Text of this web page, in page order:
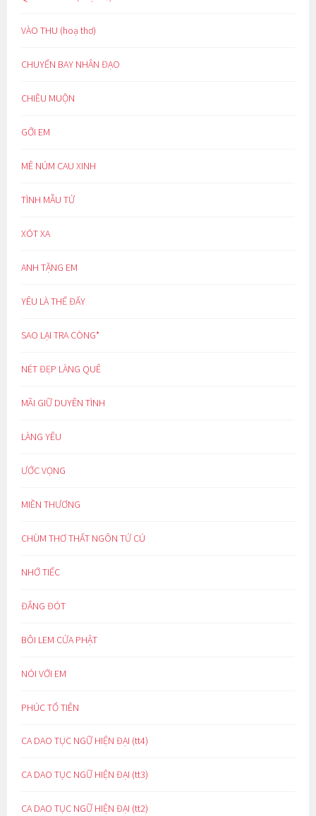
VÀO THU (hoạ thơ)
CHUYẾN BAY NHÂN ĐẠO
CHIỀU MUỘN
GỞI EM
MÊ NÚM CAU XINH
TÌNH MẪU TỬ
XÓT XA
ANH TẶNG EM
YÊU LÀ THẾ ĐẤY
SAO LẠI TRA CÒNG*
NÉT ĐẸP LÀNG QUÊ
MÃI GIỮ DUYÊN TÌNH
LÀNG YÊU
ƯỚC VỌNG
MIỀN THƯƠNG
CHÙM THƠ THẤT NGÔN TỨ CÚ
NHỚ TIẾC
ĐẮNG ĐÓT
BÔI LEM CỬA PHẬT
NÓI VỚI EM
PHÚC TỔ TIÊN
CA DAO TỤC NGỮ HIỆN ĐẠI (tt4)
CA DAO TỤC NGỮ HIỆN ĐẠI (tt3)
CA DAO TỤC NGỮ HIỆN ĐẠI (tt2)